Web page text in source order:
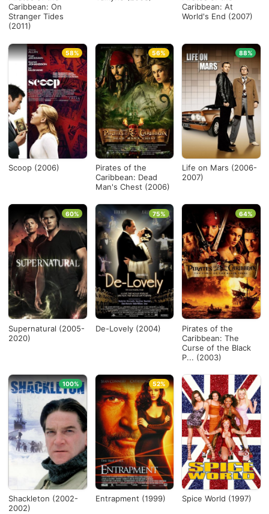
Caribbean: On
Stranger Tides
(2011)
Caribbean: At
World's End (2007)
Scoop (2006)
58%
Pirates of the
Caribbean: Dead
Man's Chest (2006)
56%
Life on Mars (2006-
2007)
88%
Supernatural (2005-
2020)
60%
De-Lovely (2004)
75%
Pirates of the
Caribbean: The
Curse of the Black
P... (2003)
64%
Shackleton (2002-
2002)
100%
Entrapment (1999)
52%
Spice World (1997)